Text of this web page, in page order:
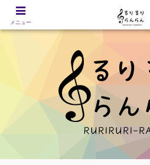
メニュー